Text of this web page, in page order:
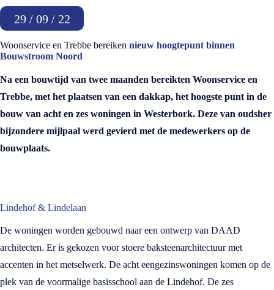
29 / 09 / 22
Woonservice en Trebbe bereiken nieuw hoogtepunt binnen
Bouwstroom Noord
Na een bouwtijd van twee maanden bereikten Woonservice en
Trebbe, met het plaatsen van een dakkap, het hoogste punt in de
bouw van acht en zes woningen in Westerbork. Deze van oudsher
bijzondere mijlpaal werd gevierd met de medewerkers op de
bouwplaats.
Lindehof & Lindelaan
De woningen worden gebouwd naar een ontwerp van DAAD
architecten. Er is gekozen voor stoere baksteenarchitectuur met
accenten in het metselwerk. De acht eengezinswoningen komen op de
plek van de voormalige basisschool aan de Lindehof. De zes